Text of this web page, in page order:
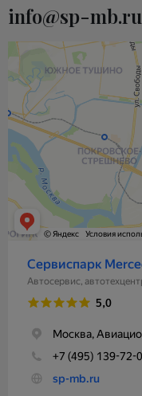
info@sp-mb.ru